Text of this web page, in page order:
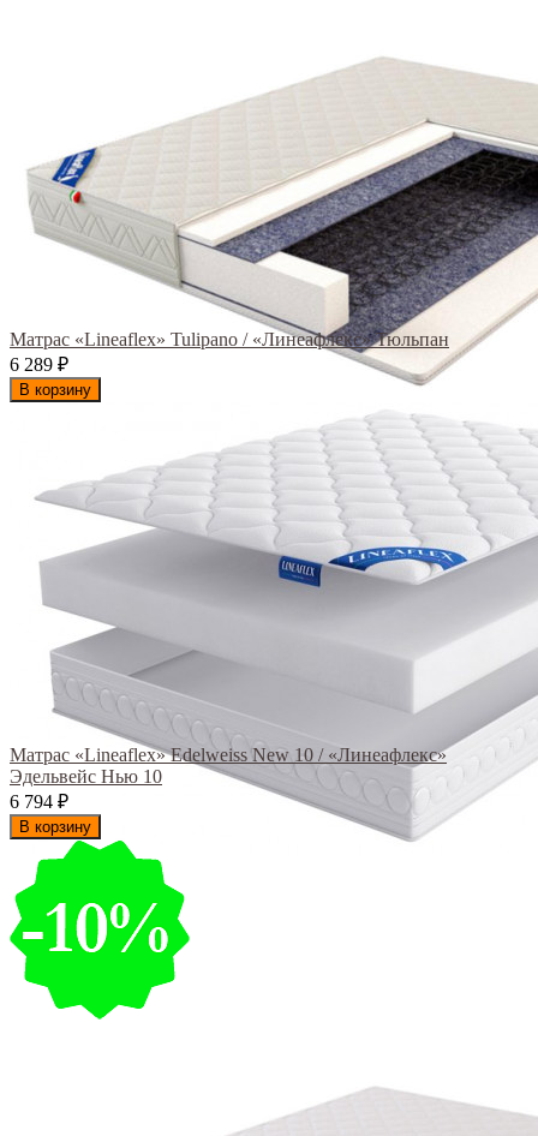
Матрас «Lineaflex» Tulipano / «Линеафлекс» Тюльпан
6 289 ₽
В корзину
Матрас «Lineaflex» Edelweiss New 10 / «Линеафлекс»
Эдельвейс Нью 10
6 794 ₽
В корзину